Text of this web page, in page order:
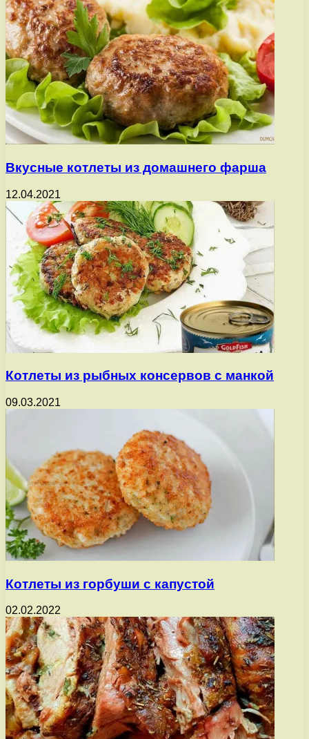
Вкусные котлеты из домашнего фарша
12.04.2021
Котлеты из рыбных консервов с манкой
09.03.2021
Котлеты из горбуши с капустой
02.02.2022